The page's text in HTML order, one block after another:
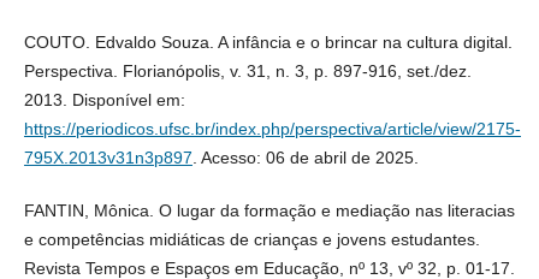
COUTO. Edvaldo Souza. A infância e o brincar na cultura digital.
Perspectiva. Florianópolis, v. 31, n. 3, p. 897-916, set./dez.
2013. Disponível em:
https://periodicos.ufsc.br/index.php/perspectiva/article/view/2175-
795X.2013v31n3p897 . Acesso: 06 de abril de 2025.
FANTIN, Mônica. O lugar da formação e mediação nas literacias
e competências midiáticas de crianças e jovens estudantes.
Revista Tempos e Espaços em Educação, nº 13, vº 32, p. 01-17.